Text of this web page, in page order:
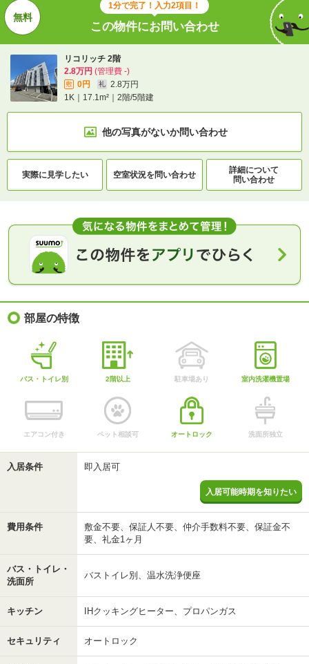
1分で完了！入力2項目！
この物件にお問い合わせ
リコリッチ 2階
2.8万円 (管理費 -)
敷 0円 礼
2.8万円
1K｜17.1m²｜2階/5階建
他の写真がないか問い合わせ
実際に見学したい 空室状況を問い合わせ
詳細について
問い合わせ
部屋の特徴
バス・トイレ別 2階以上 駐車場あり 室内洗濯機置場
エアコン付き ペット相談可 オートロック 洗面所独立
入居条件 即入居可
入居可能時期を知りたい
費用条件
敷金不要、保証人不要、仲介手数料不要、保証金不
要、礼金1ヶ月
バス・トイレ・
洗面所
バストイレ別、温水洗浄便座
キッチン IHクッキングヒーター、プロパンガス
セキュリティ オートロック